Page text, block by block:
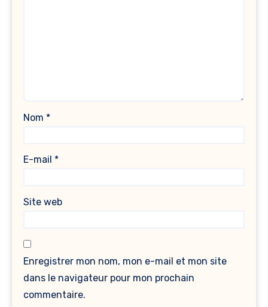
Nom *
E-mail *
Site web
Enregistrer mon nom, mon e-mail et mon site
dans le navigateur pour mon prochain
commentaire.